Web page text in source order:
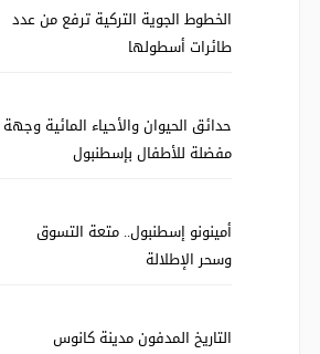
الخطوط الجوية التركية ترفع من عدد
طائرات أسطولها
حدائق الحيوان والأحياء المائية وجهة
مفضلة للأطفال بإسطنبول
أمينونو إسطنبول.. متعة التسوق
وسحر الإطلالة
التاريخ المدفون مدينة كانوس